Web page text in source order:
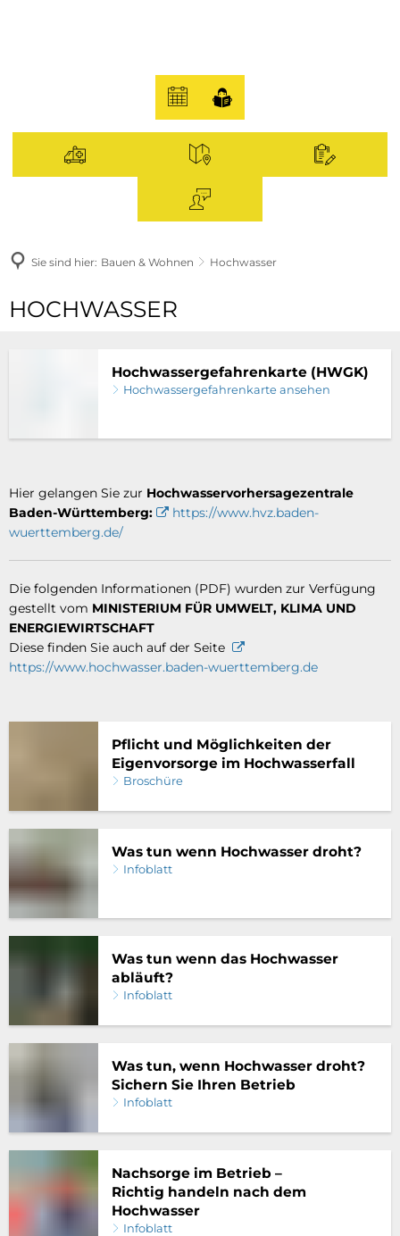
Sie sind hier: Bauen & Wohnen Hochwasser
Hochwasser
HOCHWASSER
Hochwassergefahrenkarte (HWGK)
Hochwassergefahrenkarte ansehen
Hier gelangen Sie zur Hochwasservorhersagezentrale
Baden-Württemberg:
https://www.hvz.baden-
wuerttemberg.de/
Die folgenden Informationen (PDF) wurden zur Verfügung
gestellt vom MINISTERIUM FÜR UMWELT, KLIMA UND
ENERGIEWIRTSCHAFT
Diese finden Sie auch auf der Seite
https://www.hochwasser.baden-wuerttemberg.de
Pflicht und Möglichkeiten der
Eigenvorsorge im Hochwasserfall
Broschüre
Was tun wenn Hochwasser droht?
Infoblatt
Was tun wenn das Hochwasser
abläuft?
Infoblatt
Was tun, wenn Hochwasser droht?
Sichern Sie Ihren Betrieb
Infoblatt
Nachsorge im Betrieb –
Richtig handeln nach dem
Hochwasser
Infoblatt